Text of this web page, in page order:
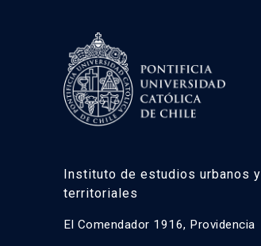
Instituto de estudios urbanos y
territoriales
El Comendador 1916, Providencia